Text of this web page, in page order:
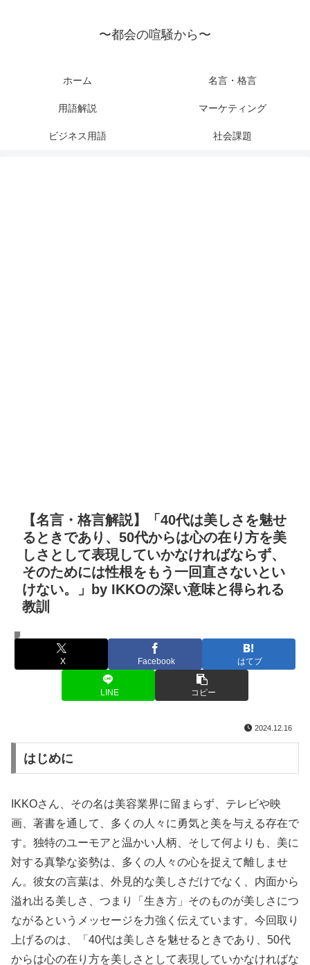
〜都会の喧騒から〜
ホーム 名言・格言
用語解説 マーケティング
ビジネス用語 社会課題
【名言・格言解説】「40代は美しさを魅せ
るときであり、50代からは心の在り方を美
しさとして表現していかなければならず、
そのためには性根をもう一回直さないとい
けない。」by IKKOの深い意味と得られる
教訓
名言・格言
X Facebook はてブ
LINE コピー
2024.12.16
はじめに
IKKOさん、その名は美容業界に留まらず、テレビや映
画、著書を通して、多くの人々に勇気と美を与える存在で
す。独特のユーモアと温かい人柄、そして何よりも、美に
対する真摯な姿勢は、多くの人々の心を捉えて離しませ
ん。彼女の言葉は、外見的な美しさだけでなく、内面から
溢れ出る美しさ、つまり「生き方」そのものが美しさにつ
ながるというメッセージを力強く伝えています。今回取り
上げるのは、「40代は美しさを魅せるときであり、50代
からは心の在り方を美しさとして表現していかなければな